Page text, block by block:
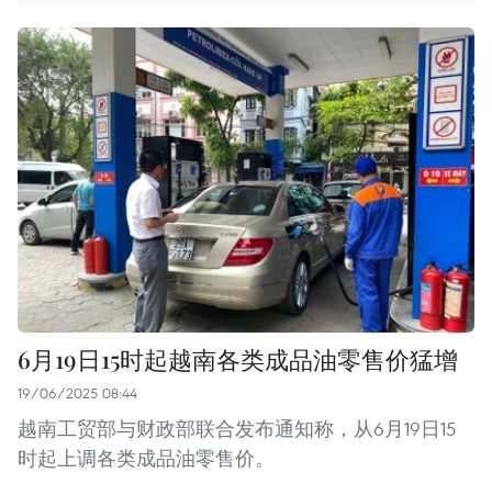
6月19日15时起越南各类成品油零售价猛增
19/06/2025 08:44
越南工贸部与财政部联合发布通知称，从6月19日15
时起上调各类成品油零售价。